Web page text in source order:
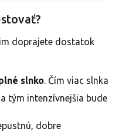
doprajete dostatok
slnko. Čím viac slnka
tým intenzívnejšia bude
dobre